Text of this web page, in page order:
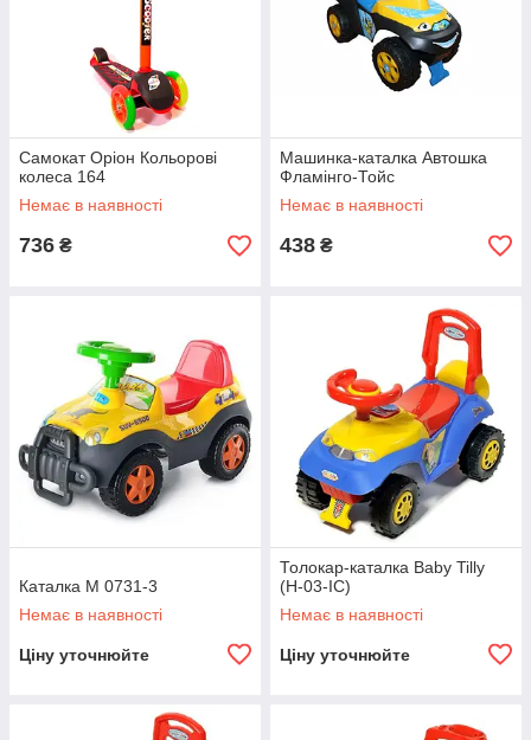
Самокат Оріон Кольорові
колеса 164
Немає в наявності
736 ₴
Машинка-каталка Автошка
Фламінго-Тойс
Немає в наявності
438 ₴
Каталка M 0731-3
Немає в наявності
Ціну уточнюйте
Толокар-каталка Baby Tilly
(H-03-IC)
Немає в наявності
Ціну уточнюйте